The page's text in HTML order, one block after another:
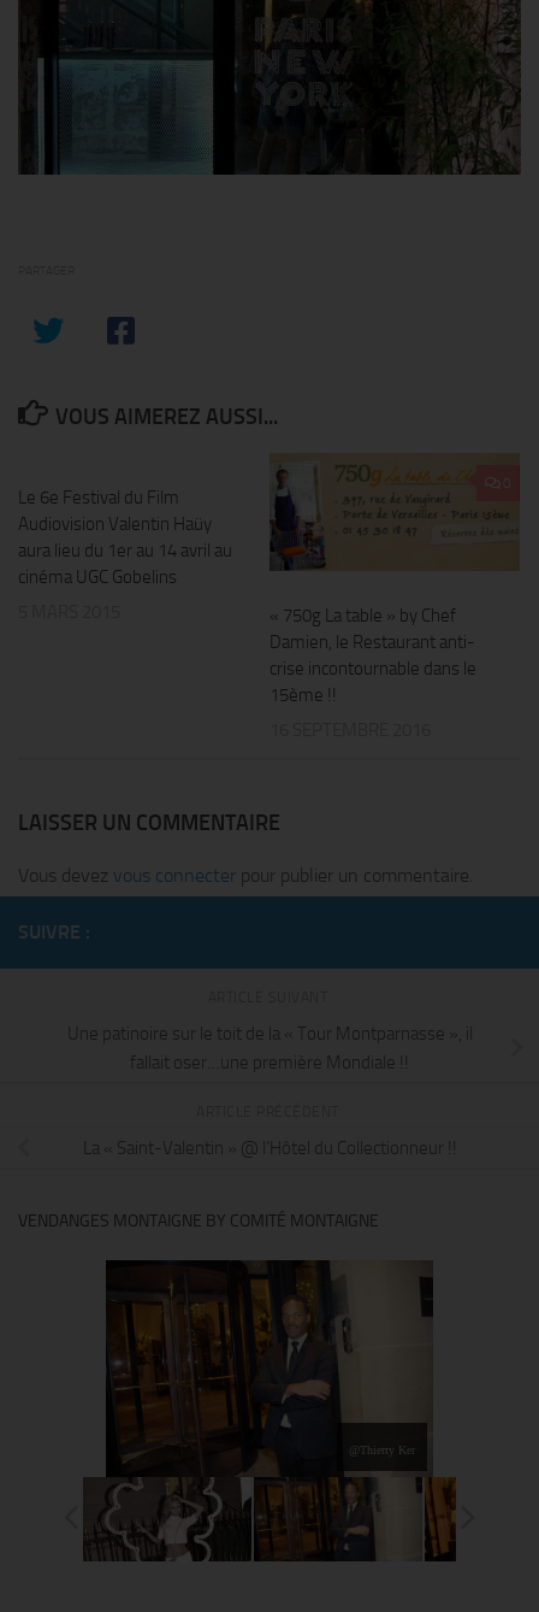
VOUS AIMEREZ AUSSI...
Le 6e Festival du Film
Audiovision Valentin Haüy
aura lieu du 1er au 14 avril au
cinéma UGC Gobelins
« 750g La table » by Chef
Damien, le Restaurant anti-
crise incontournable dans le
15ème !!
LAISSER UN COMMENTAIRE
Vous devez vous connecter pour publier un commentaire.
SUIVRE :
Une patinoire sur le toit de la « Tour Montparnasse », il
fallait oser…une première Mondiale !!
La « Saint-Valentin » @ l’Hôtel du Collectionneur !!
VENDANGES MONTAIGNE BY COMITÉ MONTAIGNE
@Thierry Ker